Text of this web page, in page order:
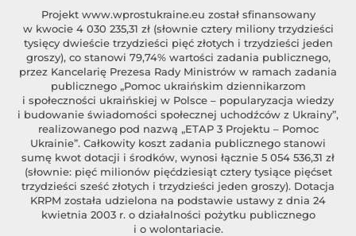
Projekt www.wprostukraine.eu został sfinansowany
w kwocie 4 030 235,31 zł (słownie cztery miliony trzydzieści
tysięcy dwieście trzydzieści pięć złotych i trzydzieści jeden
groszy), co stanowi 79,74% wartości zadania publicznego,
przez Kancelarię Prezesa Rady Ministrów w ramach zadania
publicznego „Pomoc ukraińskim dziennikarzom
i społeczności ukraińskiej w Polsce – popularyzacja wiedzy
i budowanie świadomości społecznej uchodźców z Ukrainy”,
realizowanego pod nazwą „ETAP 3 Projektu – Pomoc
Ukrainie”. Całkowity koszt zadania publicznego stanowi
sumę kwot dotacji i środków, wynosi łącznie 5 054 536,31 zł
(słownie: pięć milionów pięćdziesiąt cztery tysiące pięćset
trzydzieści sześć złotych i trzydzieści jeden groszy). Dotacja
KRPM została udzielona na podstawie ustawy z dnia 24
kwietnia 2003 r. o działalności pożytku publicznego
i o wolontariacie.